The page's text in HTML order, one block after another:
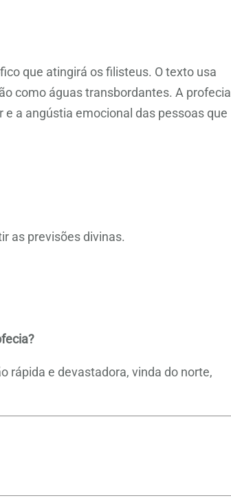
que atingirá os filisteus. O texto usa
como águas transbordantes. A profecia
a angústia emocional das pessoas que
as previsões divinas.
rápida e devastadora, vinda do norte,